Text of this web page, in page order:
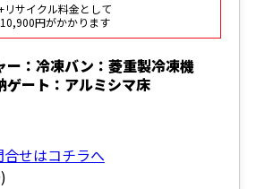
リサイクル料金として
10,900円がかかります
ー：冷凍バン：菱重製冷凍機
ゲート：アルミシマ床
せはコチラへ